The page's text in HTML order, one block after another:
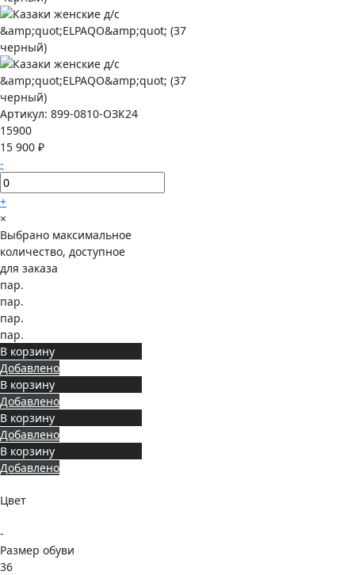
Артикул: 899-0810-ОЗК24
15900
15 900 ₽
-
+
×
Выбрано максимальное
количество, доступное
для заказа
пар.
пар.
пар.
пар.
В корзину
Добавлено
В корзину
Добавлено
В корзину
Добавлено
В корзину
Добавлено
Цвет
-
Размер обуви
36